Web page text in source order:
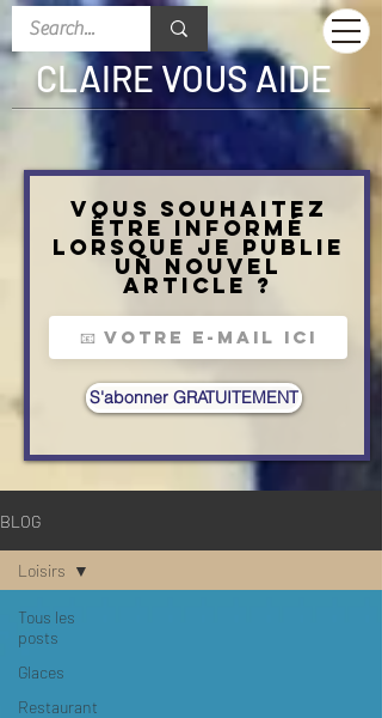
CLAIRE VOUS AIDE
Vous souhaitez
être informé
lorsque je publie
un nouvel
article ?
S'abonner GRATUITEMENT
BLOG
Tous les
posts
Glaces
Restaurant
Loisirs